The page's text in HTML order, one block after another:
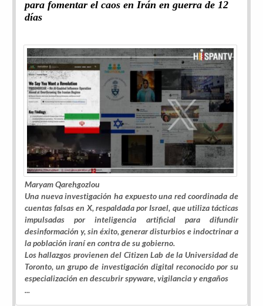
para fomentar el caos en Irán en guerra de 12
días
Maryam Qarehgozlou
Una nueva investigación ha expuesto una red coordinada de
cuentas falsas en X, respaldada por Israel, que utiliza tácticas
impulsadas por inteligencia artificial para difundir
desinformación y, sin éxito, generar disturbios e indoctrinar a
la población iraní en contra de su gobierno.
Los hallazgos provienen del Citizen Lab de la Universidad de
Toronto, un grupo de investigación digital reconocido por su
especialización en descubrir spyware, vigilancia y engaños
...